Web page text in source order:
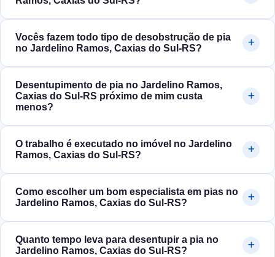
Vocês fazem todo tipo de desobstrução de pia
no Jardelino Ramos, Caxias do Sul‑RS?
Desentupimento de pia no Jardelino Ramos,
Caxias do Sul‑RS próximo de mim custa
menos?
O trabalho é executado no imóvel no Jardelino
Ramos, Caxias do Sul‑RS?
Como escolher um bom especialista em pias no
Jardelino Ramos, Caxias do Sul‑RS?
Quanto tempo leva para desentupir a pia no
Jardelino Ramos, Caxias do Sul‑RS?